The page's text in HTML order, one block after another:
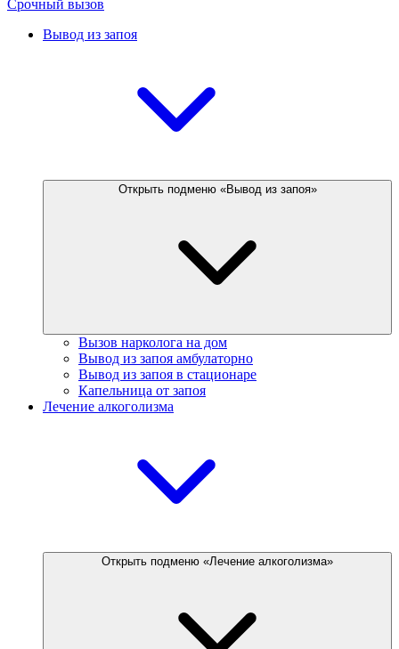
Срочный вызов
Вывод из запоя
Открыть подменю «Вывод из запоя»
Вызов нарколога на дом
Вывод из запоя амбулаторно
Вывод из запоя в стационаре
Капельница от запоя
Лечение алкоголизма
Открыть подменю «Лечение алкоголизма»